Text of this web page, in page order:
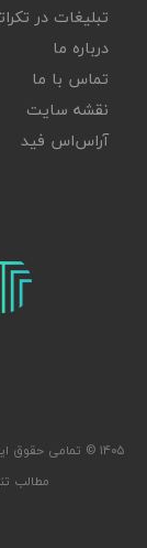
تبلیغات در
درباره ما
تماس با ما
نقشه سایت
آر‌اس‌اس فید
تکراتو – زندگی با
۱۴۰۵ © تمامی حقوق این وب سایت برای
مطالب